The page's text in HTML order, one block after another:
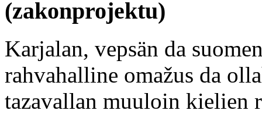
(zakonprojektu)
Karjalan, vepsän da
rahvahalline omažus da
tazavallan muuloin kielien